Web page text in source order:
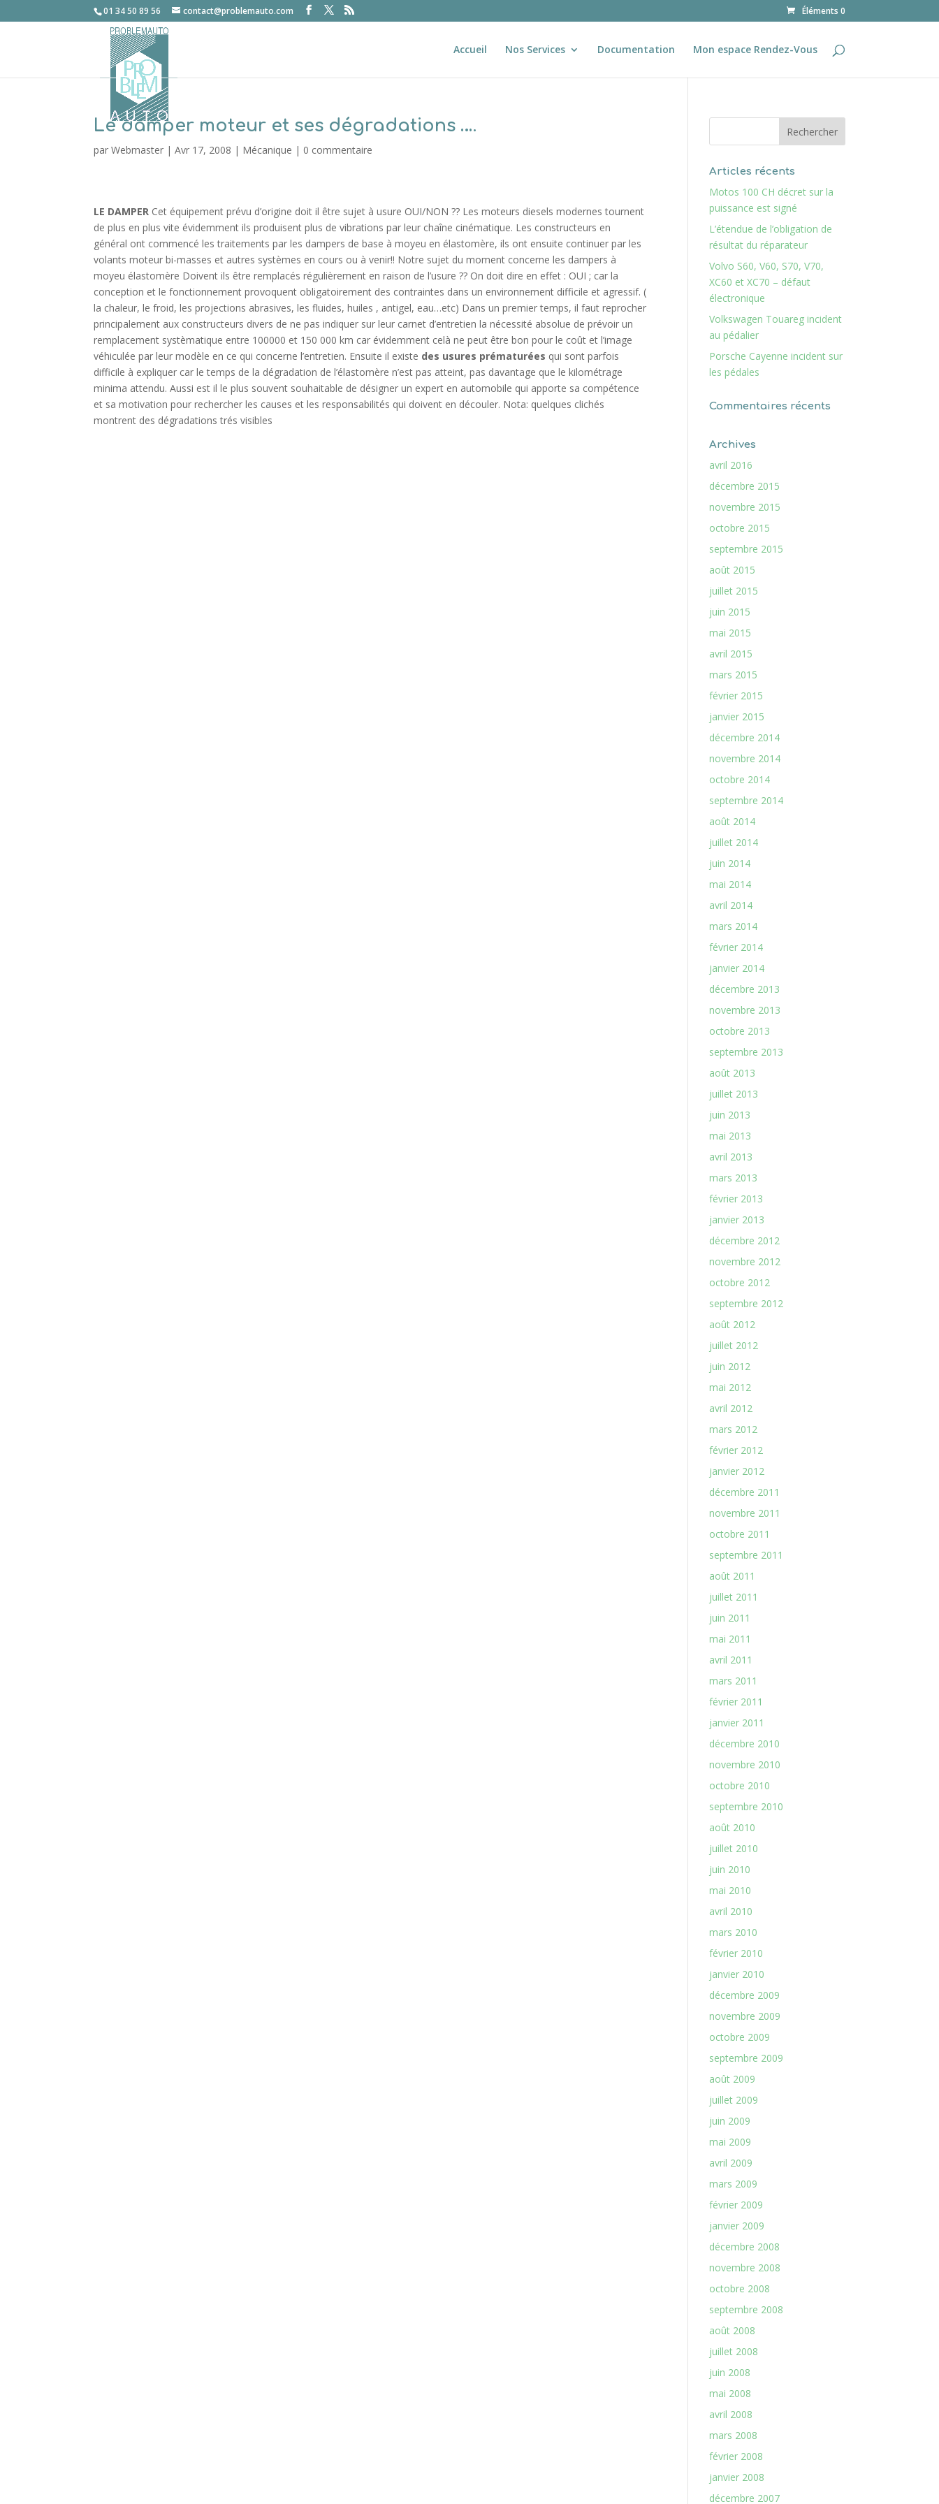
01 34 50 89 56 contact@problemauto.com Éléments 0
Accueil Nos Services Documentation Mon espace Rendez-Vous
Le damper moteur et ses dégradations ….
parWebmaster |Avr 17, 2008 | Mécanique | 0 commentaire
LE DAMPER Cet équipement prévu d’origine doit il être sujet à usure OUI/NON ?? Les moteurs diesels modernes tournent
de plus en plus vite évidemment ils produisent plus de vibrations par leur chaîne cinématique. Les constructeurs en
général ont commencé les traitements par les dampers de base à moyeu en élastomère, ils ont ensuite continuer par les
volants moteur bi-masses et autres systèmes en cours ou à venir!! Notre sujet du moment concerne les dampers à
moyeu élastomère Doivent ils être remplacés régulièrement en raison de l’usure ?? On doit dire en effet : OUI ; car la
conception et le fonctionnement provoquent obligatoirement des contraintes dans un environnement difficile et agressif. (
la chaleur, le froid, les projections abrasives, les fluides, huiles , antigel, eau…etc) Dans un premier temps, il faut reprocher
principalement aux constructeurs divers de ne pas indiquer sur leur carnet d’entretien la nécessité absolue de prévoir un
remplacement systèmatique entre 100000 et 150 000 km car évidemment celà ne peut être bon pour le coût et l’image
véhiculée par leur modèle en ce qui concerne l’entretien. Ensuite il existe des usures prématurées qui sont parfois
difficile à expliquer car le temps de la dégradation de l’élastomère n’est pas atteint, pas davantage que le kilométrage
minima attendu. Aussi est il le plus souvent souhaitable de désigner un expert en automobile qui apporte sa compétence
et sa motivation pour rechercher les causes et les responsabilités qui doivent en découler. Nota: quelques clichés
montrent des dégradations trés visibles
Articles récents
Motos 100 CH décret sur la
puissance est signé
L’étendue de l’obligation de
résultat du réparateur
Volvo S60, V60, S70, V70,
XC60 et XC70 – défaut
électronique
Volkswagen Touareg incident
au pédalier
Porsche Cayenne incident sur
les pédales
Commentaires récents
Archives
avril 2016
décembre 2015
novembre 2015
octobre 2015
septembre 2015
août 2015
juillet 2015
juin 2015
mai 2015
avril 2015
mars 2015
février 2015
janvier 2015
décembre 2014
novembre 2014
octobre 2014
septembre 2014
août 2014
juillet 2014
juin 2014
mai 2014
avril 2014
mars 2014
février 2014
janvier 2014
décembre 2013
novembre 2013
octobre 2013
septembre 2013
août 2013
juillet 2013
juin 2013
mai 2013
avril 2013
mars 2013
février 2013
janvier 2013
décembre 2012
novembre 2012
octobre 2012
septembre 2012
août 2012
juillet 2012
juin 2012
mai 2012
avril 2012
mars 2012
février 2012
janvier 2012
décembre 2011
novembre 2011
octobre 2011
septembre 2011
août 2011
juillet 2011
juin 2011
mai 2011
avril 2011
mars 2011
février 2011
janvier 2011
décembre 2010
novembre 2010
octobre 2010
septembre 2010
août 2010
juillet 2010
juin 2010
mai 2010
avril 2010
mars 2010
février 2010
janvier 2010
décembre 2009
novembre 2009
octobre 2009
septembre 2009
août 2009
juillet 2009
juin 2009
mai 2009
avril 2009
mars 2009
février 2009
janvier 2009
décembre 2008
novembre 2008
octobre 2008
septembre 2008
août 2008
juillet 2008
juin 2008
mai 2008
avril 2008
mars 2008
février 2008
janvier 2008
décembre 2007